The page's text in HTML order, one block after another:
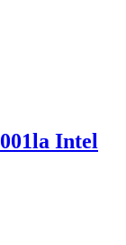
Intel